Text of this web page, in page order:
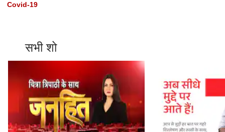
Covid-19
सभी शो